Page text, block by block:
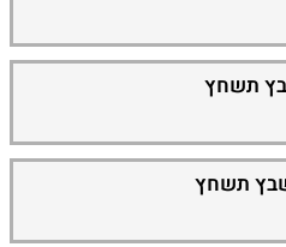
תשחץ
תשחץ